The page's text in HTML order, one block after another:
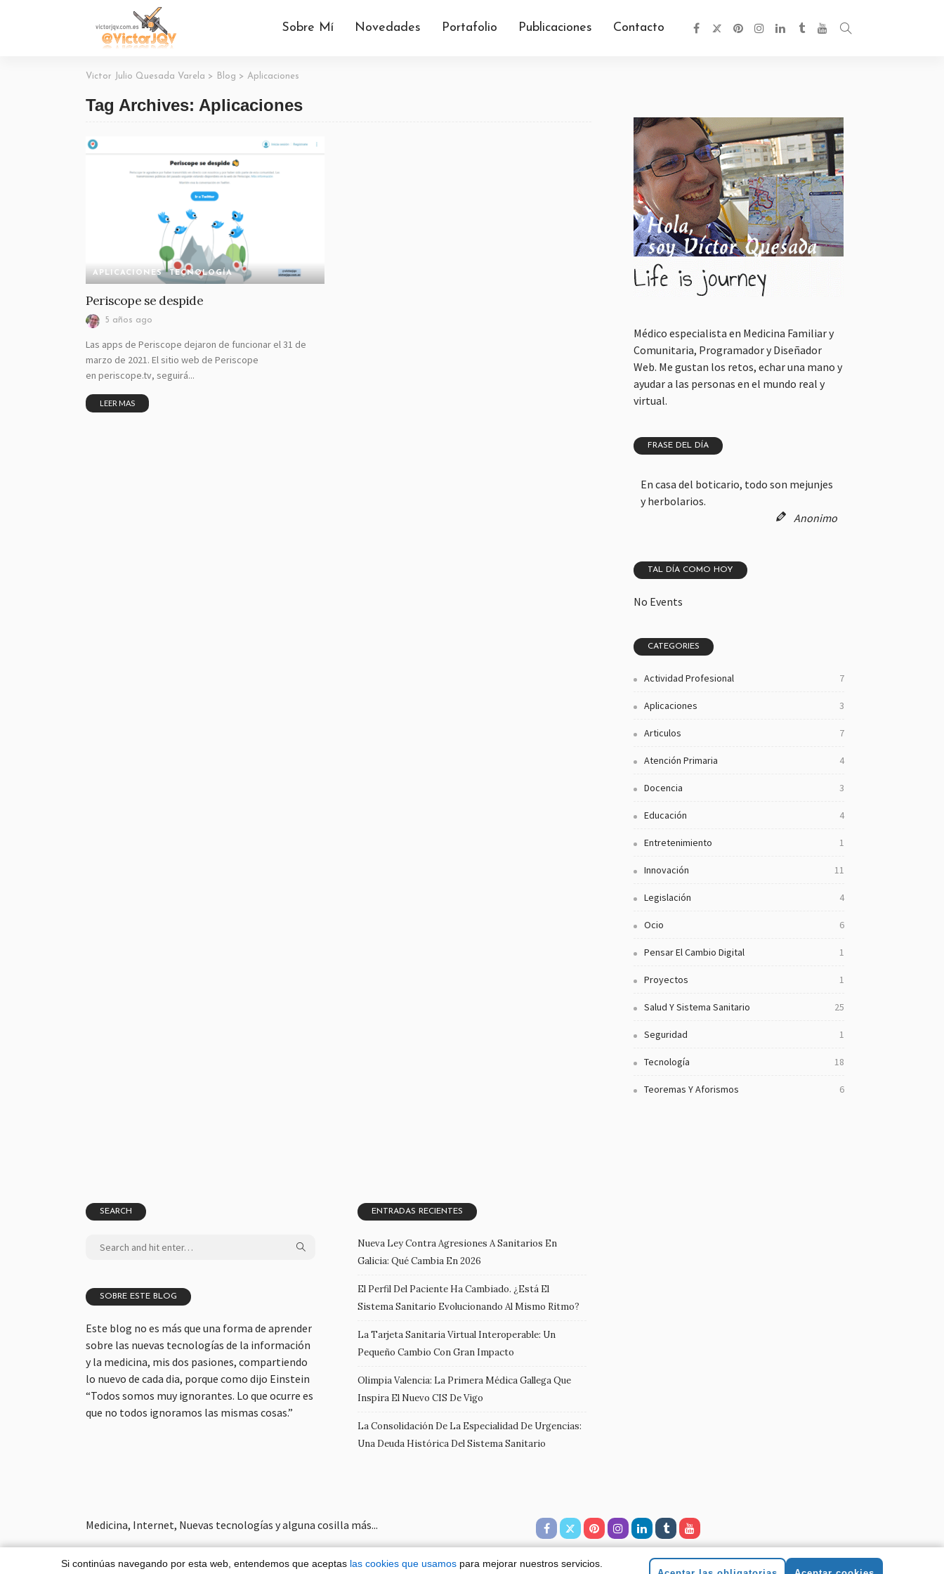
Sobre Mí Novedades Portafolio Publicaciones Contacto
Victor Julio Quesada Varela > Blog > Aplicaciones
Tag Archives: Aplicaciones
APLICACIONES TECNOLOGÍA
Periscope se despide
5 años ago
Las apps de Periscope dejaron de funcionar el 31 de
marzo de 2021. El sitio web de Periscope
en periscope.tv, seguirá...
LEER MAS
Médico especialista en Medicina Familiar y
Comunitaria, Programador y Diseñador
Web. Me gustan los retos, echar una mano y
ayudar a las personas en el mundo real y
virtual.
FRASE DEL DÍA
En casa del boticario, todo son mejunjes
y herbolarios.
Anonimo
TAL DÍA COMO HOY
No Events
CATEGORIES
Actividad Profesional 7
Aplicaciones 3
Articulos 7
Atención Primaria 4
Docencia 3
Educación 4
Entretenimiento 1
Innovación 11
Legislación 4
Ocio 6
Pensar El Cambio Digital 1
Proyectos 1
Salud Y Sistema Sanitario 25
Seguridad 1
Tecnología 18
Teoremas Y Aforismos 6
SEARCH
SOBRE ESTE BLOG
Este blog no es más que una forma de aprender
sobre las nuevas tecnologías de la información
y la medicina, mis dos pasiones, compartiendo
lo nuevo de cada dia, porque como dijo Einstein
“Todos somos muy ignorantes. Lo que ocurre es
que no todos ignoramos las mismas cosas.”
ENTRADAS RECIENTES
Nueva Ley Contra Agresiones A Sanitarios En
Galicia: Qué Cambia En 2026
El Perfil Del Paciente Ha Cambiado. ¿Está El
Sistema Sanitario Evolucionando Al Mismo Ritmo?
La Tarjeta Sanitaria Virtual Interoperable: Un
Pequeño Cambio Con Gran Impacto
Olimpia Valencia: La Primera Médica Gallega Que
Inspira El Nuevo CIS De Vigo
La Consolidación De La Especialidad De Urgencias:
Una Deuda Histórica Del Sistema Sanitario
Medicina, Internet, Nuevas tecnologías y alguna cosilla más...
Si continúas navegando por esta web, entendemos que aceptas las cookies que usamos para mejorar nuestros servicios.